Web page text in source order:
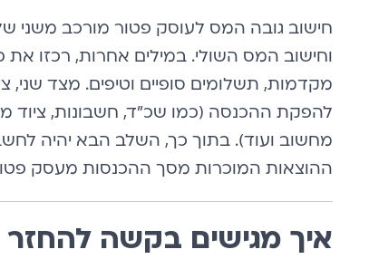
חישוב גובה המס לעוסק פטור מורכב משני
וחישוב המס השולי. במילים אחרות, רכזו
מקדמות, תשלומים סופיים וטיפים. מצד
להפקת ההכנסה (כמו שכ”ד, חשבונות, ציוד
מחשוב ועוד). בתוך כך, השלב הבא יהיה
ההוצאות המוכרות מסך ההכנסות מעסק
איך מגישים בקשה